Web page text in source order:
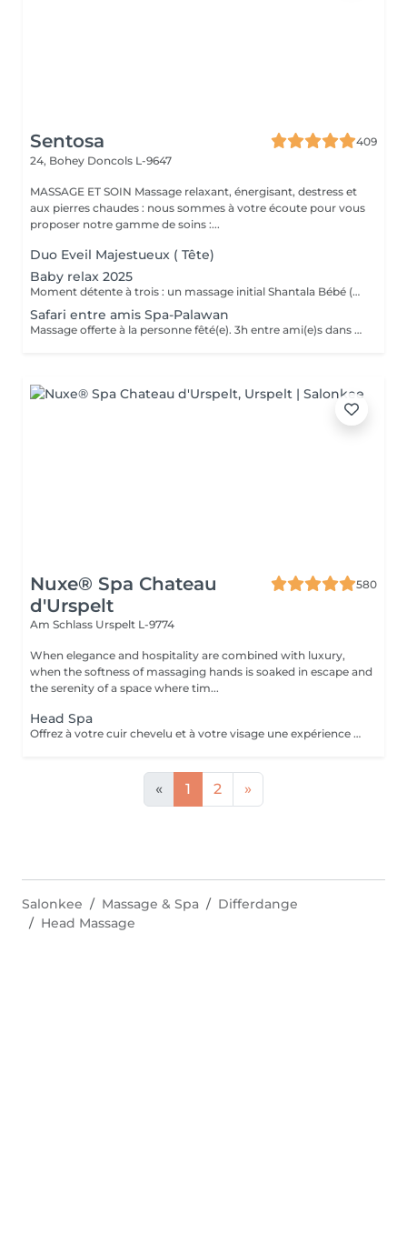
Sentosa
409
24, Bohey Doncols L-9647
MASSAGE ET SOIN Massage relaxant, énergisant, destress et
aux pierres chaudes : nous sommes à votre écoute pour vous
proposer notre gamme de soins :...
Duo Eveil Majestueux ( Tête)
Baby relax 2025
Moment détente à trois : un massage initial Shantala Bébé (maximum 9 mois ) vous faites vous même le massage sur votre bébé et nous vous montrons la marche à suivre + 2 massages " Eveil Majestueux" de 20 min pour papa et maman + 4h de Spa -Privatif Palawan A votre disposition lit pour bébé Uniquement du Lundi au jeudi de 10h à 14h Possibilité de commander le repas de midi sauf le mardi .
Safari entre amis Spa-Palawan
Massage offerte à la personne fêté(e). 3h entre ami(e)s dans notre spa privatif Palawan avec jus frais offerts. Massage Eveil Majestueux de 20 min offerts à la personne fêté(e) avec les somptueux produits de la marque Africology.
Nuxe® Spa Chateau
d'Urspelt
580
Am Schlass Urspelt L-9774
When elegance and hospitality are combined with luxury,
when the softness of massaging hands is soaked in escape and
the serenity of a space where tim...
Head Spa
Offrez à votre cuir chevelu et à votre visage une expérience de soin d'exception, au croisement de l'expertise capillaire et du savoir faire facialiste NUXE SPA. Les Head Spa NUXE SPA associent soins du cuir chevelu, massage crânien profond et gestuelle experte du visage pour apaiser les tensions, stimuler la microcirculation et révéler des cheveux plus brillants, une peau plus lisse et un teint lumineux. Un rituel holistique unique, alliant détente nerveuse intense, beauté des cheveux et éclat du visage, pour un bien-être global et durable.
« 1 2 »
Salonkee Massage & Spa
Differdange
Head Massage